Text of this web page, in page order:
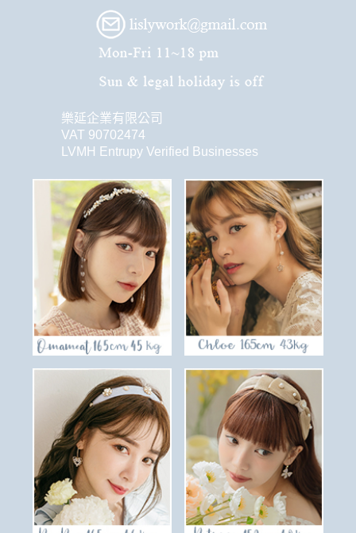
樂延企業有限公司
VAT 90702474
LVMH Entrupy Verified Businesses